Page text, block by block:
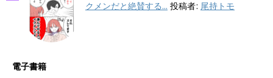
クメンだと絶賛する... 投稿者: 尾持トモ
電子書籍